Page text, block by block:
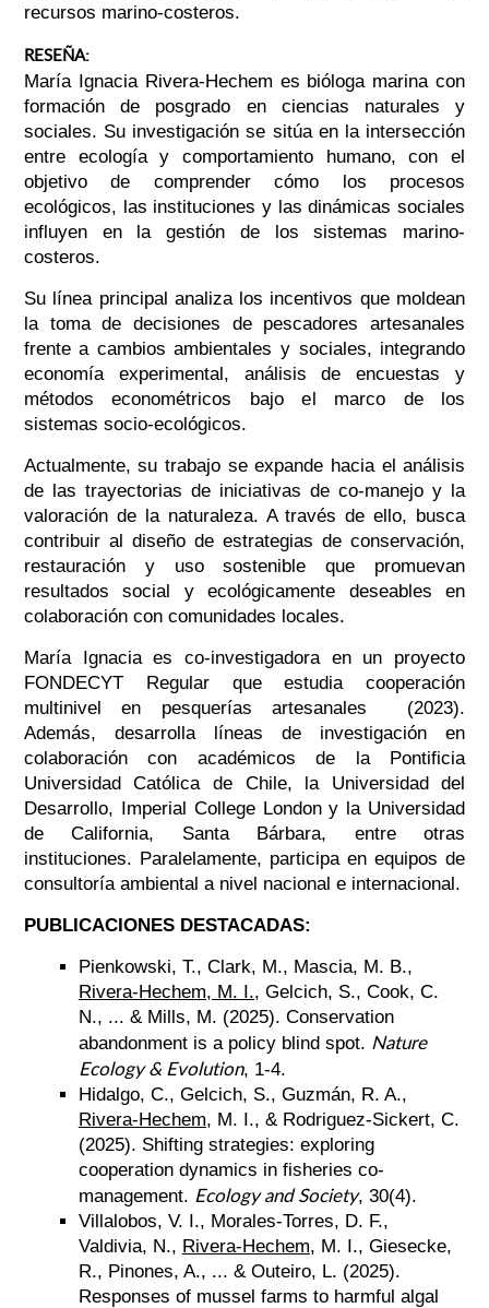
recursos marino-costeros.
RESEÑA:
María Ignacia Rivera-Hechem es bióloga marina con
formación de posgrado en ciencias naturales y
sociales. Su investigación se sitúa en la intersección
entre ecología y comportamiento humano, con el
objetivo de comprender cómo los procesos
ecológicos, las instituciones y las dinámicas sociales
influyen en la gestión de los sistemas marino-
costeros.
Su línea principal analiza los incentivos que moldean
la toma de decisiones de pescadores artesanales
frente a cambios ambientales y sociales, integrando
economía experimental, análisis de encuestas y
métodos econométricos bajo el marco de los
sistemas socio-ecológicos.
Actualmente, su trabajo se expande hacia el análisis
de las trayectorias de iniciativas de co-manejo y la
valoración de la naturaleza. A través de ello, busca
contribuir al diseño de estrategias de conservación,
restauración y uso sostenible que promuevan
resultados social y ecológicamente deseables en
colaboración con comunidades locales.
María Ignacia es co-investigadora en un proyecto
FONDECYT Regular que estudia cooperación
multinivel en pesquerías artesanales (2023).
Además, desarrolla líneas de investigación en
colaboración con académicos de la Pontificia
Universidad Católica de Chile, la Universidad del
Desarrollo, Imperial College London y la Universidad
de California, Santa Bárbara, entre otras
instituciones. Paralelamente, participa en equipos de
consultoría ambiental a nivel nacional e internacional.
PUBLICACIONES DESTACADAS:
Pienkowski, T., Clark, M., Mascia, M. B.,
Rivera-Hechem, M. I., Gelcich, S., Cook, C.
N., ... & Mills, M. (2025). Conservation
abandonment is a policy blind spot. Nature
Ecology & Evolution, 1-4.
Hidalgo, C., Gelcich, S., Guzmán, R. A.,
Rivera-Hechem, M. I., & Rodriguez-Sickert, C.
(2025). Shifting strategies: exploring
cooperation dynamics in fisheries co-
management. Ecology and Society, 30(4).
Villalobos, V. I., Morales-Torres, D. F.,
Valdivia, N., Rivera-Hechem, M. I., Giesecke,
R., Pinones, A., ... & Outeiro, L. (2025).
Responses of mussel farms to harmful algal